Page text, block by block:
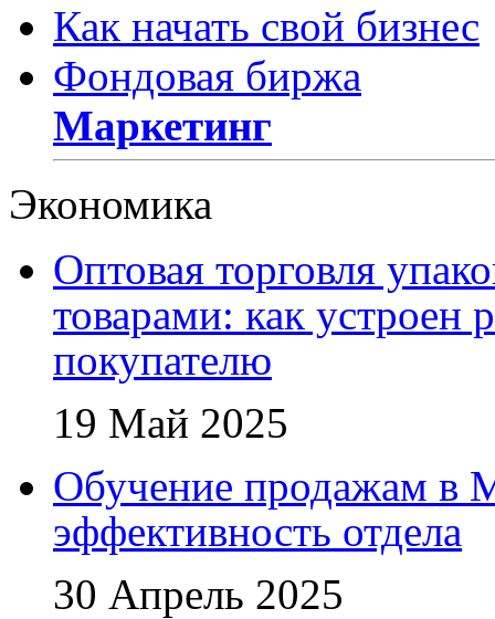
Как начать свой бизнес
Фондовая биржа
Маркетинг
Экономика
Оптовая торговля
товарами: как устроен
покупателю
19 Май 2025
Обучение продажам в
эффективность отдела
30 Апрель 2025